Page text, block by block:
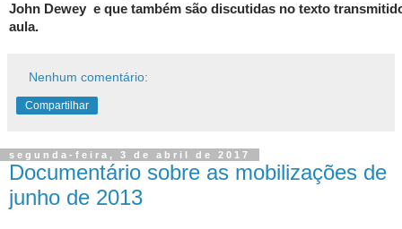
John Dewey e que também são discutidas no texto
aula.
Nenhum comentário:
Compartilhar
segunda-feira, 3 de abril de 2017
Documentário sobre as mobilizações de
junho de 2013